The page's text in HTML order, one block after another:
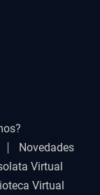
Novedades
Virtual
Virtual